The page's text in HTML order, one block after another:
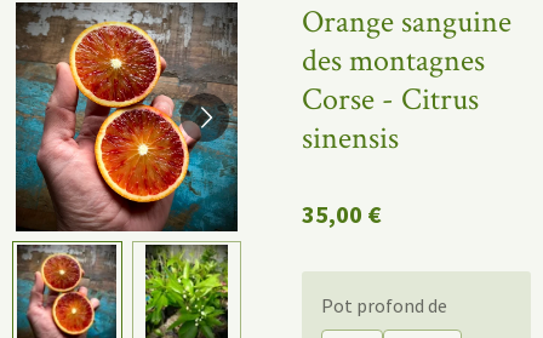
Orange sanguine
des montagnes
Corse - Citrus
sinensis
35,00 €
Pot profond de